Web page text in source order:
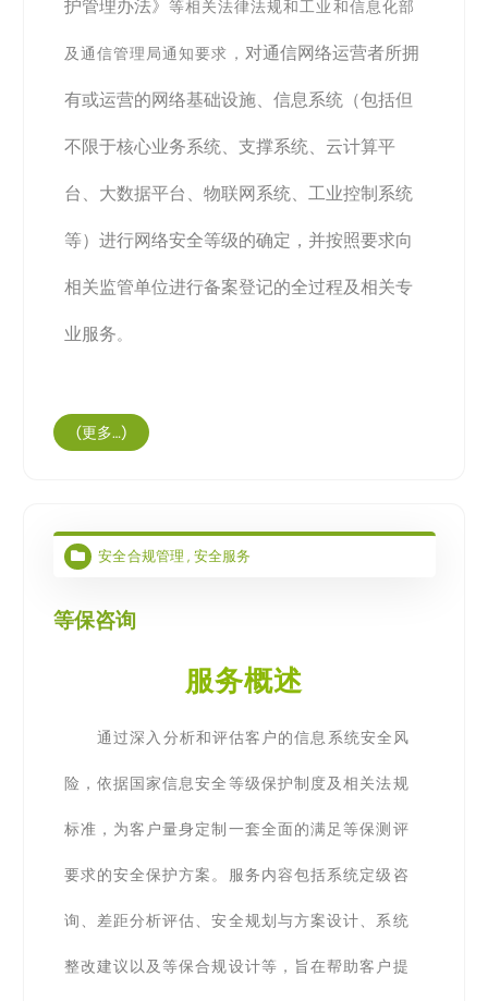
护管理办法》 等相关法律法规和工业和信息化部
及通信管理局通知要求， 对通信网络运营者所拥
有或运营的网络基础设施、信息系统（包括但
不限于核心业务系统、支撑系统、云计算平
台、大数据平台、物联网系统、工业控制系统
等）进行网络安全等级的确定，并按照要求向
相关监管单位进行备案登记的全过程及相关专
业服务。
(更多…)
安全合规管理 , 安全服务
等保咨询
服务概述
通过深入分析和评估客户的信息系统安全风
险，依据国家信息安全等级保护制度及相关法规
标准，为客户量身定制一套全面的满足等保测评
要求的安全保护方案。服务内容包括系统定级咨
询、差距分析评估、安全规划与方案设计、系统
整改建议以及等保合规设计等，旨在帮助客户提